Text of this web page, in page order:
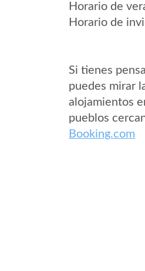
Horario de
Horario de
Si tienes
puedes mirar
alojamientos
pueblos
Booking.com